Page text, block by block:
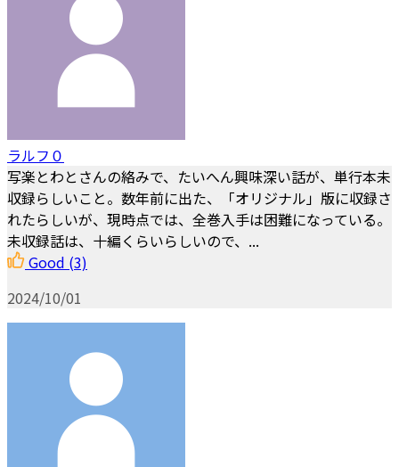
ラルフ０
写楽とわとさんの絡みで、たいへん興味深い話が、単行本未
収録らしいこと。数年前に出た、「オリジナル」版に収録さ
れたらしいが、現時点では、全巻入手は困難になっている。
未収録話は、十編くらいらしいので、...
Good (3)
2024/10/01